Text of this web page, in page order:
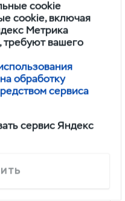
5 мин.
cookie
cookie, включая
Метрика
вашего
обработку
сервиса
сервис Яндекс